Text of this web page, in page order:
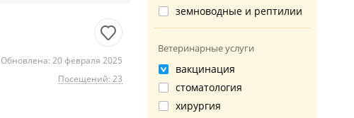
Обновлена: 20 февраля 2025
Посещений: 23
земноводные и рептилии
Ветеринарные услуги
вакцинация
стоматология
хирургия